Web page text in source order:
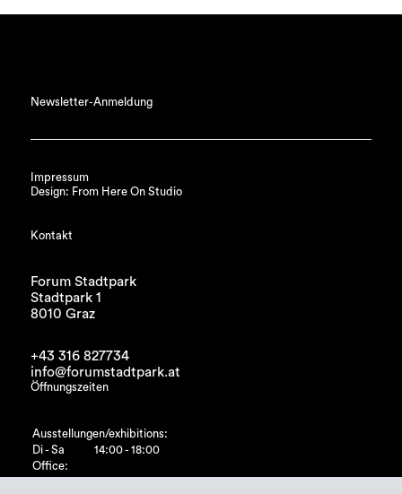
Newsletter-Anmeldung
Impressum
Design: From Here On Studio
Kontakt
Forum Stadtpark
Stadtpark 1
8010 Graz
+43 316 827734
info@forumstadtpark.at
Öffnungszeiten
Ausstellungen/exhibitions:
Di - Sa
14:00 - 18:00
Office: